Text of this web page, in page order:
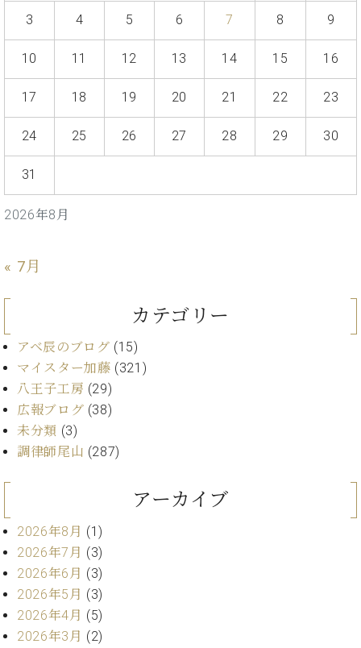
ン
W.
Digital(ベ
ヒ
シ
ュ
イ
ン
ル)
ス
ッ
ご
紹
展示
情報
ノ特
選中
古】
ベ
ン
ト
王
工
房
ブ
ロ
グ
2026年8月
3 4 5 6 7 8 9
10 11 12 13 14 15 16
17 18 19 20 21 22 23
24 25 26 27 28 29 30
31
« 7月
カテゴリー
アベ辰のブログ (15)
マイスター加藤 (321)
八王子工房 (29)
広報ブログ (38)
未分類 (3)
調律師尾山 (287)
アーカイブ
2026年8月 (1)
2026年7月 (3)
2026年6月 (3)
2026年5月 (3)
2026年4月 (5)
2026年3月 (2)